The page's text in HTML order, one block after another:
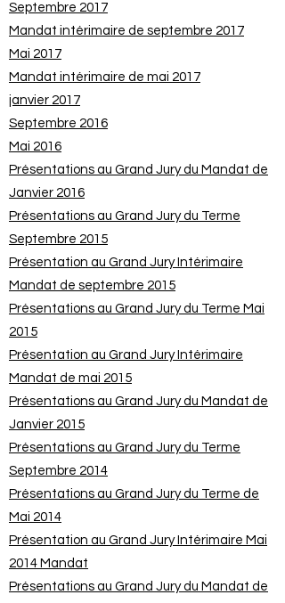
Septembre 2017
Mandat intérimaire de septembre 2017
Mai 2017
Mandat intérimaire de mai 2017
janvier 2017
Septembre 2016
Mai 2016
Présentations au Grand Jury du Mandat de
Janvier 2016
Présentations au Grand Jury du Terme
Septembre 2015
Présentation au Grand Jury Intérimaire
Mandat de septembre 2015
Présentations au Grand Jury du Terme Mai
2015
Présentation au Grand Jury Intérimaire
Mandat de mai 2015
Présentations au Grand Jury du Mandat de
Janvier 2015
Présentations au Grand Jury du Terme
Septembre 2014
Présentations au Grand Jury du Terme de
Mai 2014
Présentation au Grand Jury Intérimaire Mai
2014 Mandat
Présentations au Grand Jury du Mandat de